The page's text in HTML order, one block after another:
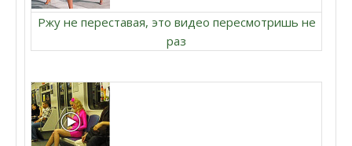
Ржу не переставая, это видео пересмотришь не
раз